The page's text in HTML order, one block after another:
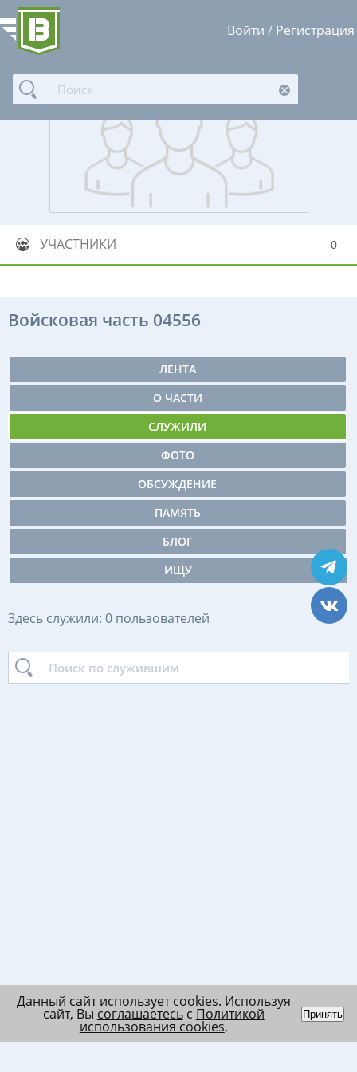
Войти / Регистрация
УЧАСТНИКИ 0
Войсковая часть 04556
ЛЕНТА
О ЧАСТИ
СЛУЖИЛИ
ФОТО
ОБСУЖДЕНИЕ
ПАМЯТЬ
БЛОГ
ИЩУ
Здесь служили: 0 пользователей
Данный сайт использует cookies. Используя
сайт, Вы соглашаетесьс Политикой
использования cookies.
Принять